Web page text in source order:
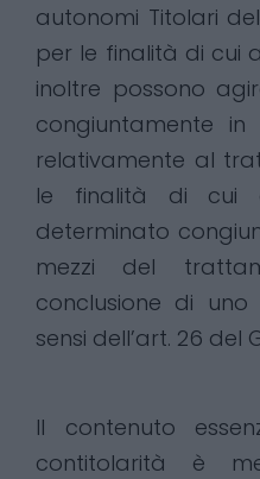
autonomi Titolari
per le finalità di cui
inoltre possono
congiuntamente
relativamente al
le finalità di cui
determinato
mezzi del
conclusione di
sensi dell’art. 26 del
Il contenuto
contitolarità è